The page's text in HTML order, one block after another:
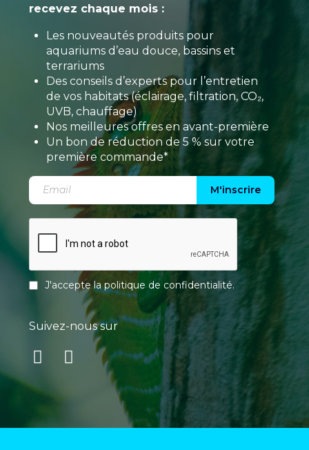
recevez chaque mois :
Les nouveautés produits pour
aquariums d’eau douce, bassins et
terrariums
Des conseils d’experts pour l’entretien
de vos habitats (éclairage, filtration, CO₂,
UVB, chauffage)
Nos meilleures offres en avant-première
Un bon de réduction de 5 % sur votre
première commande*
M'inscrire
J'accepte lapolitique de confidentialité.
Suivez-nous sur